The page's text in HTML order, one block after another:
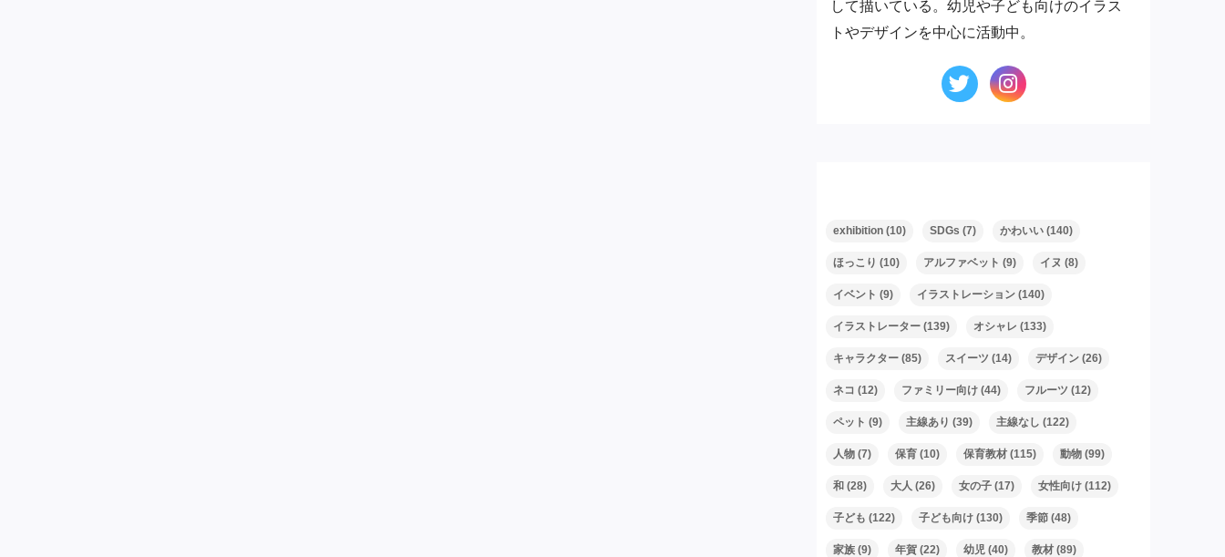
して描いている。幼児や子ども向けのイラス
トやデザインを中心に活動中。
exhibition (10) SDGs (7) かわいい (140)
ほっこり (10) アルファベット (9) イヌ (8)
イベント (9) イラストレーション (140)
イラストレーター (139) オシャレ (133)
キャラクター (85) スイーツ (14) デザイン (26)
ネコ (12) ファミリー向け (44) フルーツ (12)
ペット (9) 主線あり (39) 主線なし (122)
人物 (7) 保育 (10) 保育教材 (115) 動物 (99)
和 (28) 大人 (26) 女の子 (17) 女性向け (112)
子ども (122) 子ども向け (130) 季節 (48)
家族 (9) 年賀 (22) 幼児 (40) 教材 (89)